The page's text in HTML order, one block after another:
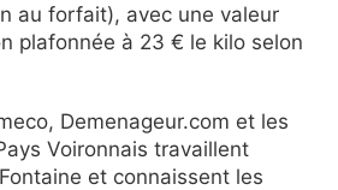
au forfait), avec une valeur
plafonnée à 23 € le kilo selon
Demenageur.com et les
Voironnais travaillent
et connaissent les